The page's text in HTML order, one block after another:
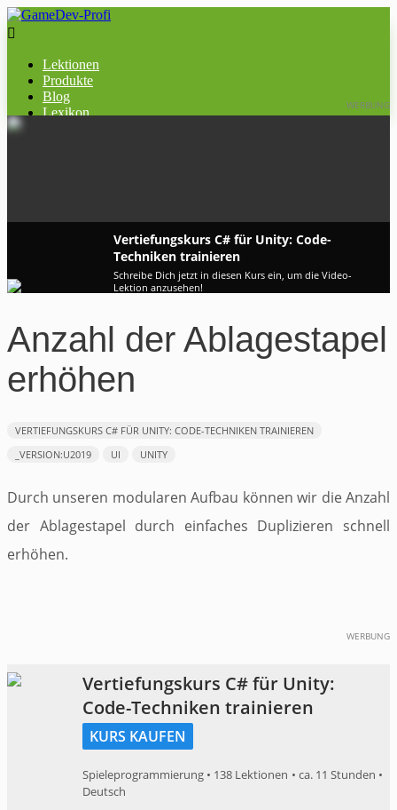

Lektionen
Produkte
Blog
Lexikon
WERBUNG
Vertiefungskurs C# für Unity: Code-
Techniken trainieren
Schreibe Dich jetzt in diesen Kurs ein, um die Video-
Lektion anzusehen!
Anzahl der Ablagestapel
erhöhen
VERTIEFUNGSKURS C# FÜR UNITY: CODE-TECHNIKEN TRAINIEREN
_VERSION:U2019
UI UNITY
Durch unseren modularen Aufbau können wir die Anzahl
der Ablagestapel durch einfaches Duplizieren schnell
erhöhen.
WERBUNG
Vertiefungskurs C# für Unity:
Code-Techniken trainieren
KURS KAUFEN
Spieleprogrammierung • 138 Lektionen • ca. 11 Stunden •
Deutsch